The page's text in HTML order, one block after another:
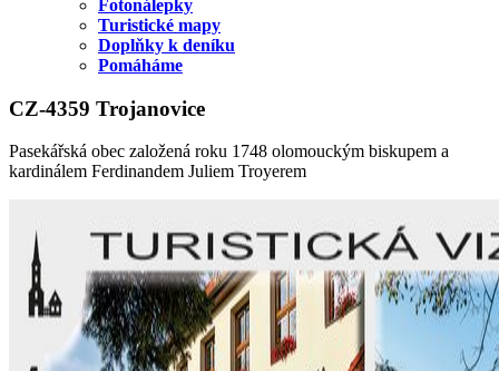
Fotonálepky
Turistické mapy
Doplňky k deníku
Pomáháme
CZ-4359 Trojanovice
Pasekářská obec založená roku 1748 olomouckým biskupem a
kardinálem Ferdinandem Juliem Troyerem